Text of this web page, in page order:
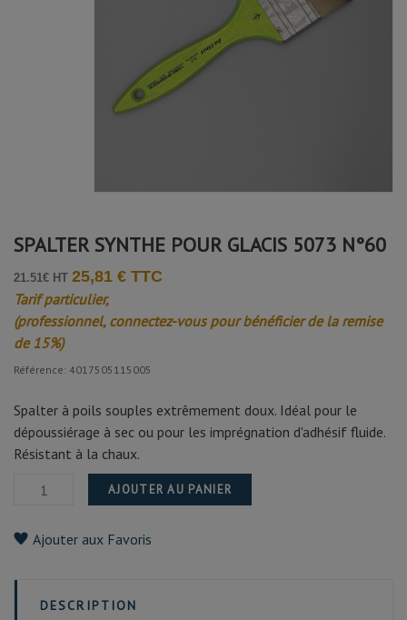
SPALTER SYNTHE POUR GLACIS 5073 N°60
21.51€ HT 25,81 € TTC
Tarif particulier,
(professionnel, connectez-vous pour bénéficier de la remise
de 15%)
Référence: 4017505115005
Spalter à poils souples extrêmement doux. Idéal pour le
dépoussiérage à sec ou pour les imprégnation d'adhésif fluide.
Résistant à la chaux.
AJOUTER AU PANIER
Ajouter aux Favoris
DESCRIPTION